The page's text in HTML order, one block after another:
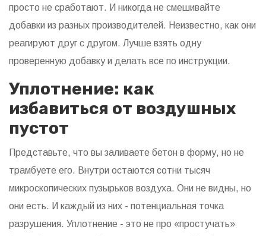
просто не сработают. И никогда не смешивайте
добавки из разных производителей. Неизвестно, как они
реагируют друг с другом. Лучше взять одну
проверенную добавку и делать все по инструкции.
Уплотнение: как
избавиться от воздушных
пустот
Представьте, что вы заливаете бетон в форму, но не
трамбуете его. Внутри остаются сотни тысяч
микроскопических пузырьков воздуха. Они не видны, но
они есть. И каждый из них - потенциальная точка
разрушения. Уплотнение - это не про «простучать»